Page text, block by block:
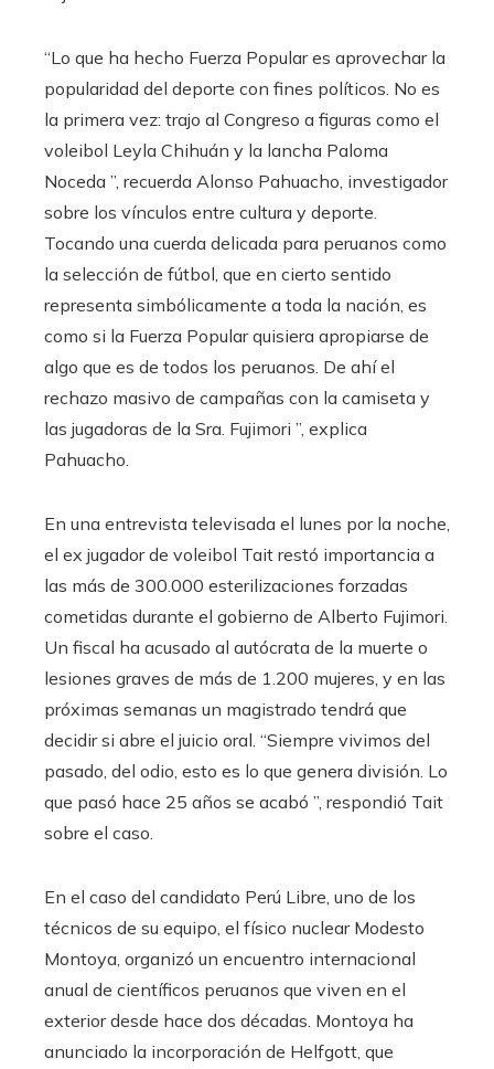
“Lo que ha hecho Fuerza Popular es aprovechar la
popularidad del deporte con fines políticos. No es
la primera vez: trajo al Congreso a figuras como el
voleibol Leyla Chihuán y la lancha Paloma
Noceda ”, recuerda Alonso Pahuacho, investigador
sobre los vínculos entre cultura y deporte.
Tocando una cuerda delicada para peruanos como
la selección de fútbol, ​​que en cierto sentido
representa simbólicamente a toda la nación, es
como si la Fuerza Popular quisiera apropiarse de
algo que es de todos los peruanos. De ahí el
rechazo masivo de campañas con la camiseta y
las jugadoras de la Sra. Fujimori ”, explica
Pahuacho.
En una entrevista televisada el lunes por la noche,
el ex jugador de voleibol Tait restó importancia a
las más de 300.000 esterilizaciones forzadas
cometidas durante el gobierno de Alberto Fujimori.
Un fiscal ha acusado al autócrata de la muerte o
lesiones graves de más de 1.200 mujeres, y en las
próximas semanas un magistrado tendrá que
decidir si abre el juicio oral. “Siempre vivimos del
pasado, del odio, esto es lo que genera división. Lo
que pasó hace 25 años se acabó ”, respondió Tait
sobre el caso.
En el caso del candidato Perú Libre, uno de los
técnicos de su equipo, el físico nuclear Modesto
Montoya, organizó un encuentro internacional
anual de científicos peruanos que viven en el
exterior desde hace dos décadas. Montoya ha
anunciado la incorporación de Helfgott, que